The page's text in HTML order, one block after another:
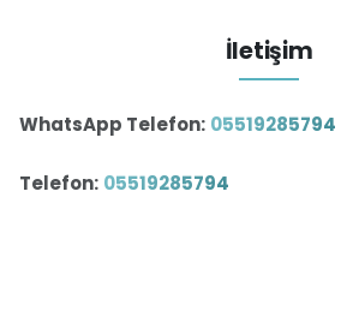
İletişim
WhatsApp Telefon: 05519285794
Telefon: 05519285794